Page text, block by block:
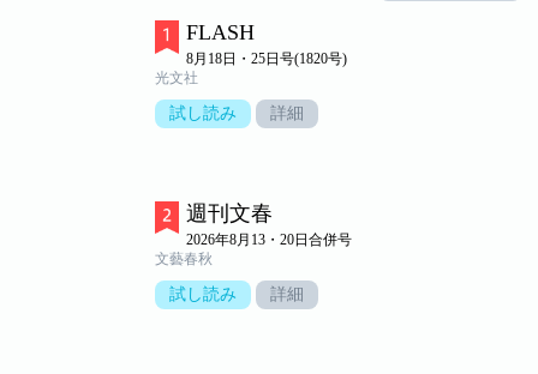
FLASH
8月18日・25日号(1820号)
光文社
試し読み 詳細
週刊文春
2026年8月13・20日合併号
文藝春秋
試し読み 詳細